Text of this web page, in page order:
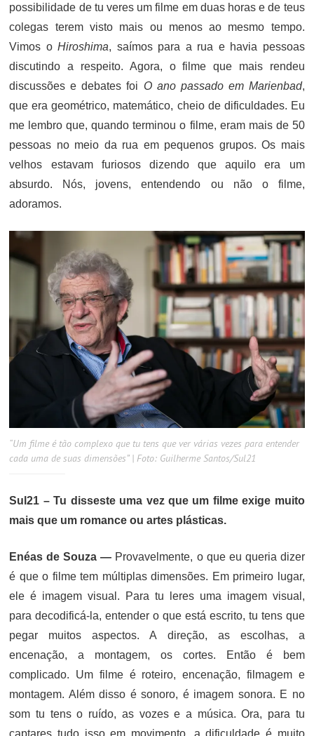
possibilidade de tu veres um filme em duas horas e de teus
colegas terem visto mais ou menos ao mesmo tempo.
Vimos oHiroshima, saímos para a rua e havia pessoas
discutindo a respeito. Agora, o filme que mais rendeu
discussões e debates foi O ano passado em Marienbad,
que era geométrico, matemático, cheio de dificuldades. Eu
me lembro que, quando terminou o filme, eram mais de 50
pessoas no meio da rua em pequenos grupos. Os mais
velhos estavam furiosos dizendo que aquilo era um
absurdo. Nós, jovens, entendendo ou não o filme,
adoramos.
“Um filme é tão complexo que tu tens que ver várias vezes para entender
cada uma de suas dimensões” | Foto: Guilherme Santos/Sul21
Sul21 – Tu disseste uma vez que um filme exige muito
mais que um romance ou artes plásticas.
Enéas de Souza — Provavelmente, o que eu queria dizer
é que o filme tem múltiplas dimensões. Em primeiro lugar,
ele é imagem visual. Para tu leres uma imagem visual,
para decodificá-la, entender o que está escrito, tu tens que
pegar muitos aspectos. A direção, as escolhas, a
encenação, a montagem, os cortes. Então é bem
complicado. Um filme é roteiro, encenação, filmagem e
montagem. Além disso é sonoro, é imagem sonora. E no
som tu tens o ruído, as vozes e a música. Ora, para tu
captares tudo isso em movimento, a dificuldade é muito